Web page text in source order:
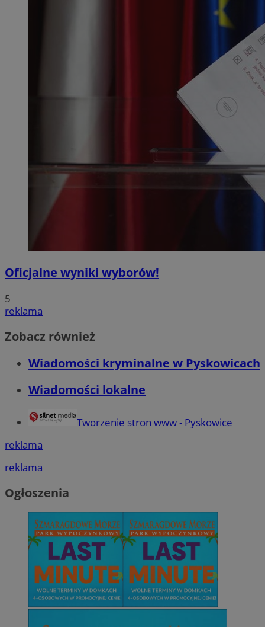
Oficjalne wyniki wyborów!
5
reklama
Zobacz również
Wiadomości kryminalne w Pyskowicach
Wiadomości lokalne
Tworzenie stron www - Pyskowice
reklama
reklama
Ogłoszenia